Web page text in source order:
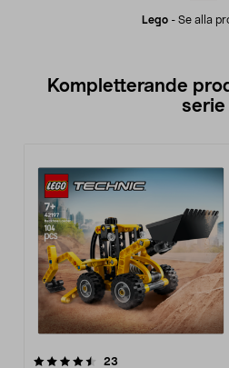
Lego - Se alla
Kompletterande
serie
23
5.0av 5 stjärnor